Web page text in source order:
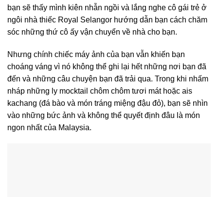
bạn sẽ thấy mình kiên nhẫn ngồi và lắng nghe cô gái trẻ ở
ngôi nhà thiếc Royal Selangor hướng dẫn bạn cách chăm
sóc những thứ cô ấy vận chuyển về nhà cho bạn.
Nhưng chính chiếc máy ảnh của bạn vẫn khiến bạn
choáng váng vì nó không thể ghi lại hết những nơi bạn đã
đến và những câu chuyện bạn đã trải qua. Trong khi nhấm
nháp những ly mocktail chôm chôm tươi mát hoặc ais
kachang (đá bào và món tráng miệng đậu đỏ), bạn sẽ nhìn
vào những bức ảnh và không thể quyết định đâu là món
ngon nhất của Malaysia.